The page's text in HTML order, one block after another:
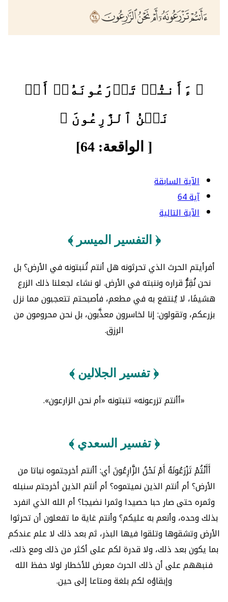
﴿ ءَأَنتُمۡ تَزۡرَعُونَهُۥٓ أَمۡ
نَحۡنُ ٱلزَّٰرِعُونَ ﴾
[ الواقعة: 64]
الآية السابقة
آية 64
الآية التالية
﴿ التفسير الميسر ﴾
أفرأيتم الحرث الذي تحرثونه هل أنتم تُنبتونه في الأرض؟ بل
نحن نُقِرُّ قراره وننبته في الأرض. لو نشاء لجعلنا ذلك الزرع
هشيمًا، لا يُنتفع به في مطعم، فأصبحتم تتعجبون مما نزل
بزرعكم، وتقولون: إنا لخاسرون معذَّبون، بل نحن محرومون من
الرزق.
﴿ تفسير الجلالين ﴾
«أأنتم تزرعونه» تنبتونه «أم نحن الزارعون».
﴿ تفسير السعدي ﴾
أَأَنْتُمْ تَزْرَعُونَهُ أَمْ نَحْنُ الزَّارِعُونَ أي: أأنتم أخرجتموه نباتا من
الأرض؟ أم أنتم الذين نميتموه؟ أم أنتم الذين أخرجتم سنبله
وثمره حتى صار حبا حصيدا وثمرا نضيجا؟ أم الله الذي انفرد
بذلك وحده، وأنعم به عليكم؟ وأنتم غاية ما تفعلون أن تحرثوا
الأرض وتشقوها وتلقوا فيها البذر، ثم بعد ذلك لا علم عندكم
بما يكون بعد ذلك، ولا قدرة لكم على أكثر من ذلك ومع ذلك،
فنبههم على أن ذلك الحرث معرض للأخطار لولا حفظ الله
وإبقاؤه لكم بلغة ومتاعا إلى حين.